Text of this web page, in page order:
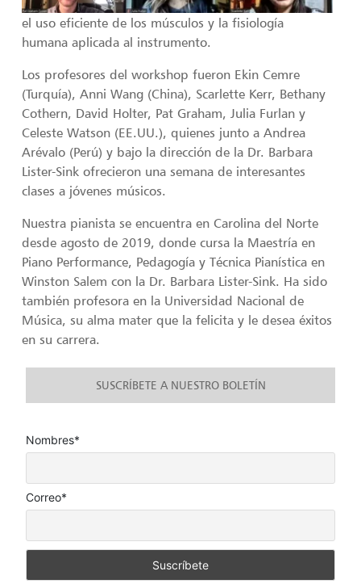
el uso eficiente de los músculos y la fisiología
humana aplicada al instrumento.
Los profesores del workshop fueron Ekin Cemre
(Turquía), Anni Wang (China), Scarlette Kerr, Bethany
Cothern, David Holter, Pat Graham, Julia Furlan y
Celeste Watson (EE.UU.), quienes junto a Andrea
Arévalo (Perú) y bajo la dirección de la Dr. Barbara
Lister-Sink ofrecieron una semana de interesantes
clases a jóvenes músicos.
Nuestra pianista se encuentra en Carolina del Norte
desde agosto de 2019, donde cursa la Maestría en
Piano Performance, Pedagogía y Técnica Pianística en
Winston Salem con la Dr. Barbara Lister-Sink. Ha sido
también profesora en la Universidad Nacional de
Música, su alma mater que la felicita y le desea éxitos
en su carrera.
SUSCRÍBETE A NUESTRO BOLETÍN
Nombres*
Correo*